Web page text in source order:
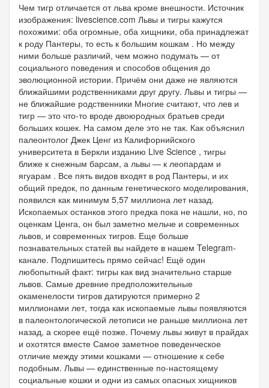
Чем тигр отличается от льва кроме внешности. Источник
изображения: livescience.com Львы и тигры кажутся
похожими: оба огромные, оба хищники, оба принадлежат
к роду Пантеры, то есть к большим кошкам . Но между
ними больше различий, чем можно подумать — от
социального поведения и способов общения до
эволюционной истории. Причём они даже не являются
ближайшими родственниками друг другу. Львы и тигры —
не ближайшие родственники Многие считают, что лев и
тигр — это что-то вроде двоюродных братьев среди
больших кошек. На самом деле это не так. Как объяснил
палеонтолог Джек Ценг из Калифорнийского
университета в Беркли изданию Live Science , тигры
ближе к снежным барсам, а львы — к леопардам и
ягуарам . Все пять видов входят в род Пантеры, и их
общий предок, по данным генетического моделирования,
появился как минимум 5,57 миллиона лет назад.
Ископаемых останков этого предка пока не нашли, но, по
оценкам Ценга, он был заметно мельче и современных
львов, и современных тигров. Еще больше
познавательных статей вы найдете в нашем Telegram-
канале. Подпишитесь прямо сейчас! Ещё один
любопытный факт: тигры как вид значительно старше
львов. Самые древние предположительные
окаменелости тигров датируются примерно 2
миллионами лет, тогда как ископаемые львы появляются
в палеонтологической летописи не раньше миллиона лет
назад, а скорее ещё позже. Почему львы живут в прайдах
и охотятся вместе Самое заметное поведенческое
отличие между этими кошками — отношение к себе
подобным. Львы — единственные по-настоящему
социальные кошки и одни из самых опасных хищников